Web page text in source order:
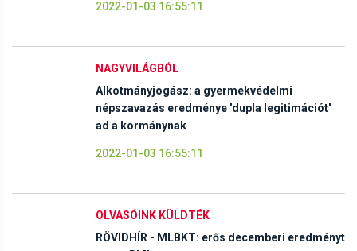
2022-01-03 16:55:11
NAGYVILÁGBÓL
Alkotmányjogász: a gyermekvédelmi
népszavazás eredménye 'dupla legitimációt'
ad a kormánynak
2022-01-03 16:55:11
OLVASÓINK KÜLDTÉK
RÖVIDHÍR - MLBKT: erős decemberi eredményt